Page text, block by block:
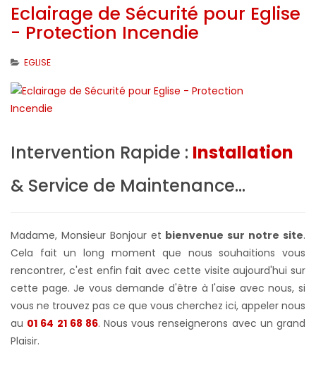
Eclairage de Sécurité pour Eglise
- Protection Incendie
EGLISE
Intervention Rapide : Installation
& Service de Maintenance...
Madame, Monsieur Bonjour et bienvenue sur notre site.
Cela fait un long moment que nous souhaitions vous
rencontrer, c'est enfin fait avec cette visite aujourd'hui sur
cette page. Je vous demande d'être à l'aise avec nous, si
vous ne trouvez pas ce que vous cherchez ici, appeler nous
au 01 64 21 68 86. Nous vous renseignerons avec un grand
Plaisir.